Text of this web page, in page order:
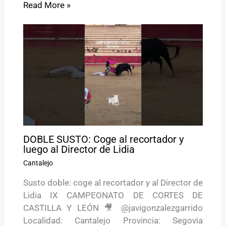
Read More »
DOBLE SUSTO: Coge al recortador y
luego al Director de Lidia
Cantalejo
Susto doble: coge al recortador y al Director de
Lidia IX CAMPEONATO DE CORTES DE
CASTILLA Y LEÓN 🎥 @javigonzalezgarrido
Localidad: Cantalejo Provincia: Segovia